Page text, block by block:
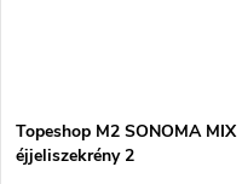
Topeshop M2 SONOMA MIX
éjjeliszekrény 2